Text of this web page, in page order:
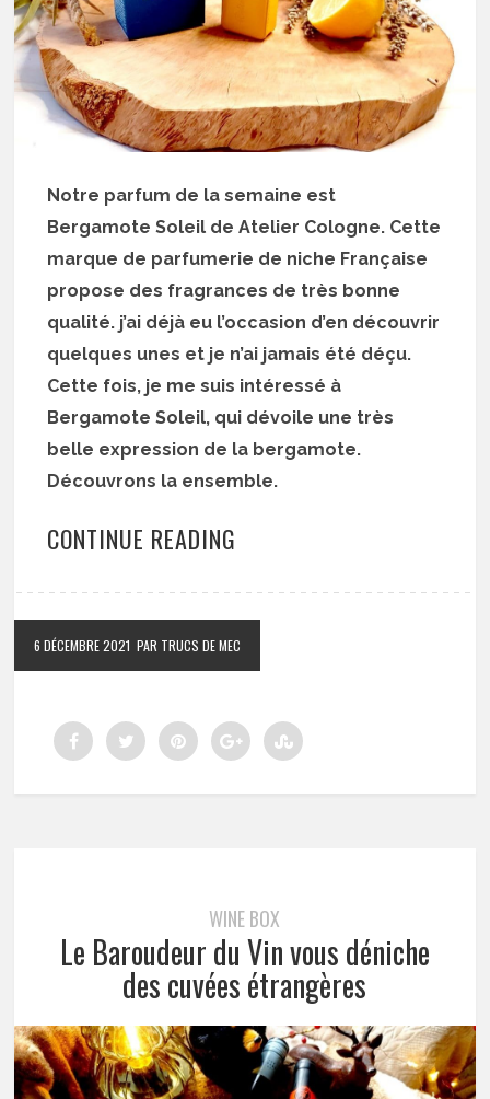
Notre parfum de la semaine est
Bergamote Soleil de Atelier Cologne. Cette
marque de parfumerie de niche Française
propose des fragrances de très bonne
qualité. j’ai déjà eu l’occasion d’en découvrir
quelques unes et je n’ai jamais été déçu.
Cette fois, je me suis intéressé à
Bergamote Soleil, qui dévoile une très
belle expression de la bergamote.
Découvrons la ensemble.
CONTINUE READING
6 DÉCEMBRE 2021 PAR TRUCS DE MEC
WINE BOX
Le Baroudeur du Vin vous déniche
des cuvées étrangères